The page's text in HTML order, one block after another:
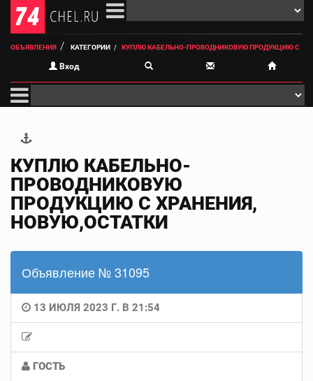
ОБЪЯВЛЕНИЯ КАТЕГОРИИ КУПЛЮ КАБЕЛЬНО-ПРОВОДНИКОВУЮ ПРОДУКЦИЮ С
Вход
КУПЛЮ КАБЕЛЬНО-
ПРОВОДНИКОВУЮ
ПРОДУКЦИЮ С ХРАНЕНИЯ,
НОВУЮ,ОСТАТКИ
Объявление № 31095
13 ИЮЛЯ 2023 Г. В 21:54
ГОСТЬ